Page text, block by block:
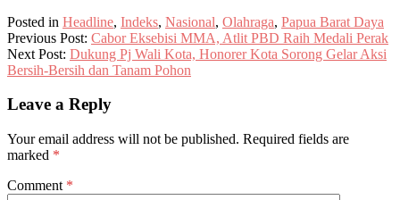
Posted in Headline, Indeks, Nasional, Olahraga, Papua Barat Daya
Previous Post: Cabor Eksebisi MMA, Atlit PBD Raih Medali Perak
Next Post: Dukung Pj Wali Kota, Honorer Kota Sorong Gelar Aksi
Bersih-Bersih dan Tanam Pohon
Leave a Reply
Your email address will not be published. Required fields are
marked *
Comment *